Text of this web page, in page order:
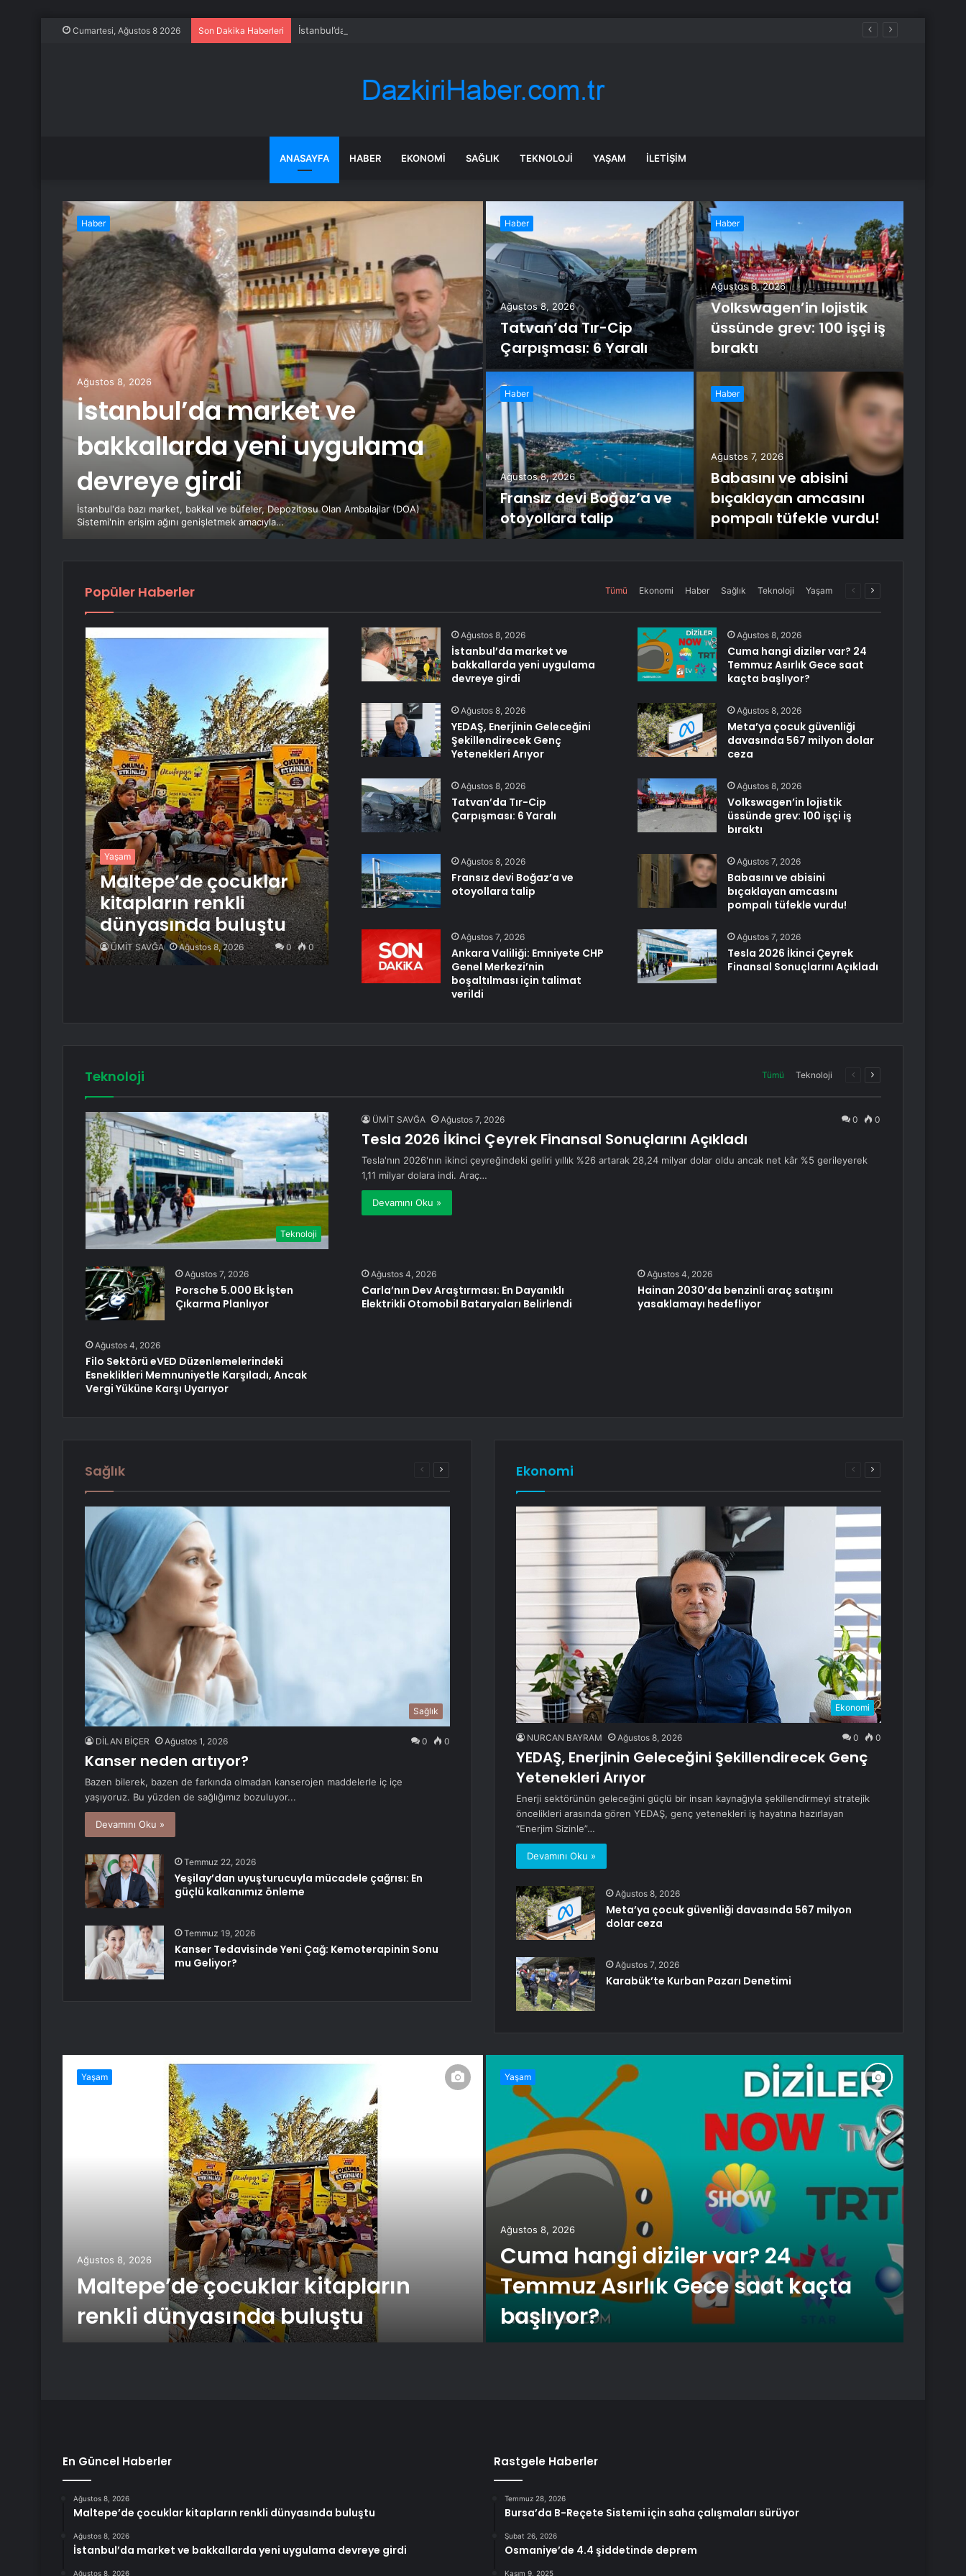
Cumartesi, Ağustos 8 2026 Son Dakika Haberleri İstanbul’da market ve bakkallarda yeni uygulama devreye girdi
ANASAYFA HABER EKONOMI SAĞLIK TEKNOLOJI YAŞAM İLETIŞIM
Haber
Ağustos 8, 2026
İstanbul’da market ve
bakkallarda yeni uygulama
devreye girdi
İstanbul'da bazı market, bakkal ve büfeler, Depozitosu Olan Ambalajlar (DOA)
Sistemi'nin erişim ağını genişletmek amacıyla…
Haber
Ağustos 8, 2026
Tatvan’da Tır-Cip
Çarpışması: 6 Yaralı
Haber
Ağustos 8, 2026
Volkswagen’in lojistik
üssünde grev: 100 işçi iş
bıraktı
Haber
Ağustos 8, 2026
Fransız devi Boğaz’a ve
otoyollara talip
Haber
Ağustos 7, 2026
Babasını ve abisini
bıçaklayan amcasını
pompalı tüfekle vurdu!
Popüler Haberler Tümü Ekonomi Haber Sağlık Teknoloji Yaşam
ÖncekiSonraki
Yaşam
Maltepe’de çocuklar
kitapların renkli
dünyasında buluştu
ÜMİT SAVĞA Ağustos 8, 2026 0 0
Ağustos 8, 2026
İstanbul’da market ve
bakkallarda yeni uygulama
devreye girdi
Ağustos 8, 2026
Cuma hangi diziler var? 24
Temmuz Asırlık Gece saat
kaçta başlıyor?
Ağustos 8, 2026
YEDAŞ, Enerjinin Geleceğini
Şekillendirecek Genç
Yetenekleri Arıyor
Ağustos 8, 2026
Meta’ya çocuk güvenliği
davasında 567 milyon dolar
ceza
Ağustos 8, 2026
Tatvan’da Tır-Cip
Çarpışması: 6 Yaralı
Ağustos 8, 2026
Volkswagen’in lojistik
üssünde grev: 100 işçi iş
bıraktı
Ağustos 8, 2026
Fransız devi Boğaz’a ve
otoyollara talip
Ağustos 7, 2026
Babasını ve abisini
bıçaklayan amcasını
pompalı tüfekle vurdu!
Ağustos 7, 2026
Ankara Valiliği: Emniyete CHP
Genel Merkezi’nin
boşaltılması için talimat
verildi
Ağustos 7, 2026
Tesla 2026 İkinci Çeyrek
Finansal Sonuçlarını Açıkladı
Teknoloji Tümü Teknoloji
ÖncekiSonraki
Teknoloji
ÜMİT SAVĞA Ağustos 7, 2026 0 0
Tesla 2026 İkinci Çeyrek Finansal Sonuçlarını Açıkladı
Tesla'nın 2026'nın ikinci çeyreğindeki geliri yıllık %26 artarak 28,24 milyar dolar oldu ancak net kâr %5 gerileyerek
1,11 milyar dolara indi. Araç…
Devamını Oku »
Ağustos 7, 2026
Porsche 5.000 Ek İşten
Çıkarma Planlıyor
Ağustos 4, 2026
Carla’nın Dev Araştırması: En Dayanıklı
Elektrikli Otomobil Bataryaları Belirlendi
Ağustos 4, 2026
Hainan 2030’da benzinli araç satışını
yasaklamayı hedefliyor
Ağustos 4, 2026
Filo Sektörü eVED Düzenlemelerindeki
Esneklikleri Memnuniyetle Karşıladı, Ancak
Vergi Yüküne Karşı Uyarıyor
Sağlık
ÖncekiSonraki
Sağlık
DİLAN BİÇER Ağustos 1, 2026 0 0
Kanser neden artıyor?
Bazen bilerek, bazen de farkında olmadan kanserojen maddelerle iç içe
yaşıyoruz. Bu yüzden de sağlığımız bozuluyor...
Devamını Oku »
Temmuz 22, 2026
Yeşilay’dan uyuşturucuyla mücadele çağrısı: En
güçlü kalkanımız önleme
Temmuz 19, 2026
Kanser Tedavisinde Yeni Çağ: Kemoterapinin Sonu
mu Geliyor?
Ekonomi
ÖncekiSonraki
Ekonomi
NURCAN BAYRAM Ağustos 8, 2026 0 0
YEDAŞ, Enerjinin Geleceğini Şekillendirecek Genç
Yetenekleri Arıyor
Enerji sektörünün geleceğini güçlü bir insan kaynağıyla şekillendirmeyi stratejik
öncelikleri arasında gören YEDAŞ, genç yetenekleri iş hayatına hazırlayan
“Enerjim Sizinle”…
Devamını Oku »
Ağustos 8, 2026
Meta’ya çocuk güvenliği davasında 567 milyon
dolar ceza
Ağustos 7, 2026
Karabük’te Kurban Pazarı Denetimi
Yaşam
Ağustos 8, 2026
Maltepe’de çocuklar kitapların
renkli dünyasında buluştu
Yaşam
Ağustos 8, 2026
Cuma hangi diziler var? 24
Temmuz Asırlık Gece saat kaçta
başlıyor?
En Güncel Haberler
Ağustos 8, 2026
Maltepe’de çocuklar kitapların renkli dünyasında buluştu
Ağustos 8, 2026
İstanbul’da market ve bakkallarda yeni uygulama devreye girdi
Ağustos 8, 2026
Rastgele Haberler
Temmuz 28, 2026
Bursa’da B-Reçete Sistemi için saha çalışmaları sürüyor
Şubat 26, 2026
Osmaniye’de 4.4 şiddetinde deprem
Kasım 9, 2025